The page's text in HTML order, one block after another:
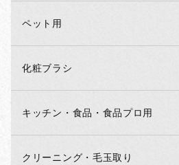
ペット用
化粧ブラシ
キッチン・食品・食品プロ用
クリーニング・毛玉取り